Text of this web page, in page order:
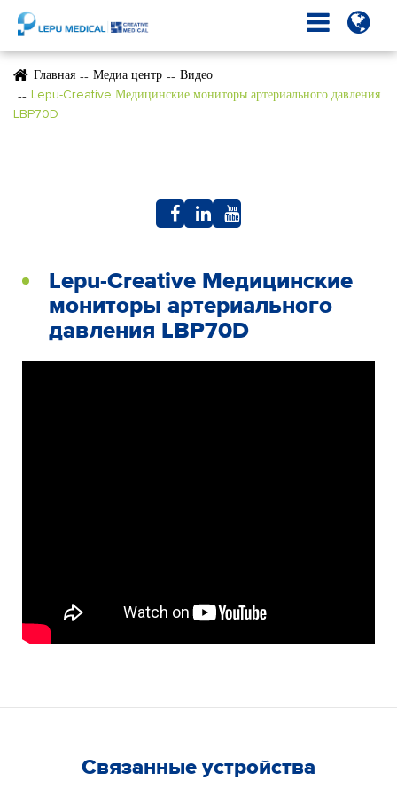
Главная Медиа центр
Видео
Lepu-Creative Медицинские мониторы артериального давления
LBP70D
Lepu-Creative Медицинские
мониторы артериального
давления LBP70D
Связанные устройства